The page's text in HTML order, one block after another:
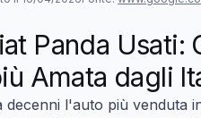
Panda
Amata dagli
decenni l'auto più venduta